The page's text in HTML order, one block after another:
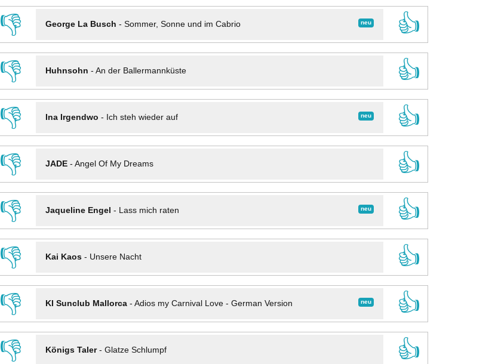
👎
neu
George La Busch - Sommer, Sonne und im Cabrio
👍
👎
Huhnsohn - An der Ballermannküste
👍
👎
neu
Ina Irgendwo - Ich steh wieder auf
👍
👎
JADE- Angel Of My Dreams
👍
👎
neu
Jaqueline Engel - Lass mich raten
👍
👎
Kai Kaos- Unsere Nacht
👍
👎
neu
KI Sunclub Mallorca- Adios my Carnival Love - German Version
👍
👎
Königs Taler- Glatze Schlumpf
👍